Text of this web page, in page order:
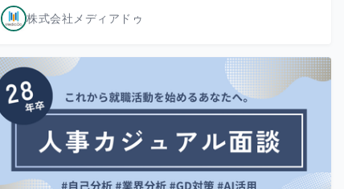
株式会社メディアドゥ